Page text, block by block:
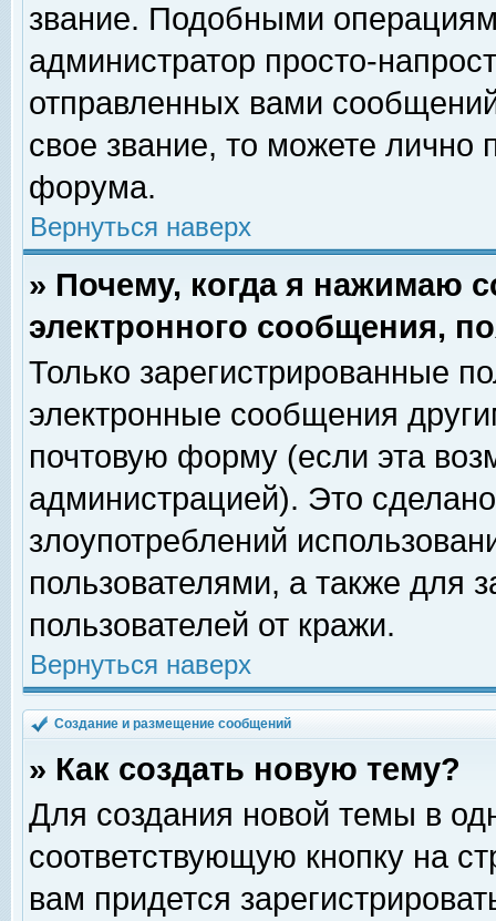
звание. Подобными
администратор просто-
отправленных вами
свое звание, то можете лично
форума.
Вернуться наверх
» Почему, когда я нажимаю
электронного сообщения,
Только зарегистрированные
электронные сообщения
почтовую форму (если эта
администрацией). Это
злоупотреблений
пользователями, а также для
пользователей от кражи.
Вернуться наверх
Создание и размещение сообщений
» Как создать новую тему?
Для создания новой темы в
соответствующую кнопку на
вам придется